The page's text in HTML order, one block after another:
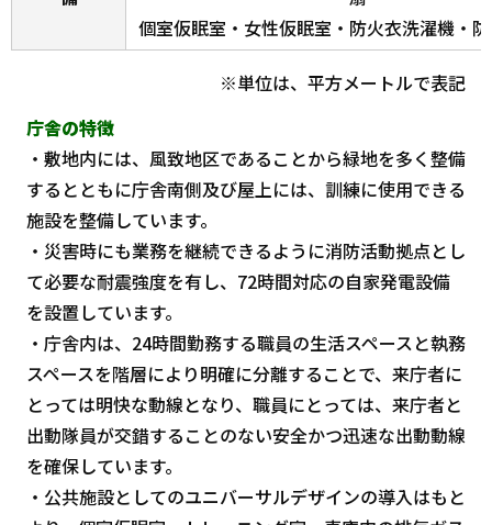
個室仮眠室・女性仮眠室・防火衣洗濯機・
※単位は、平方メートルで表記
庁舎の特徴
・敷地内には、風致地区であることから緑地を多く整備
するとともに庁舎南側及び屋上には、訓練に使用できる
施設を整備しています。
・災害時にも業務を継続できるように消防活動拠点とし
て必要な耐震強度を有し、72時間対応の自家発電設備
を設置しています。
・庁舎内は、24時間勤務する職員の生活スペースと執務
スペースを階層により明確に分離することで、来庁者に
とっては明快な動線となり、職員にとっては、来庁者と
出動隊員が交錯することのない安全かつ迅速な出動動線
を確保しています。
・公共施設としてのユニバーサルデザインの導入はもと